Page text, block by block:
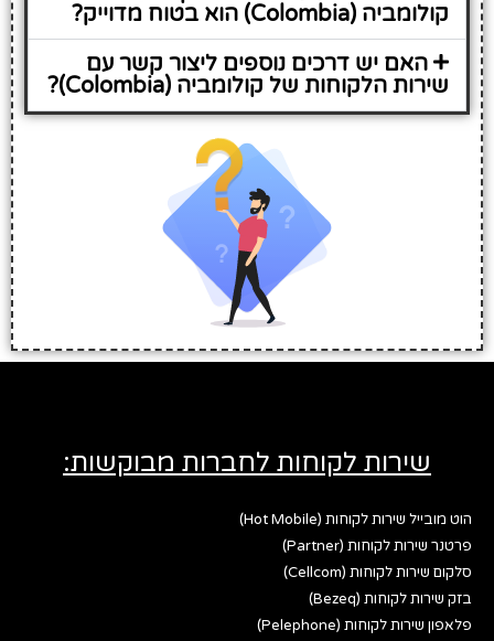
קולומביה (Colombia) הוא בטוח מדוייק?
האם יש דרכים נוספים ליצור קשר עם
שירות הלקוחות של קולומביה (Colombia)?
שירות לקוחות לחברות מבוקשות:
הוט מובייל שירות לקוחות (Hot Mobile)
פרטנר שירות לקוחות (Partner)
סלקום שירות לקוחות (Cellcom)
בזק שירות לקוחות (Bezeq)
פלאפון שירות לקוחות (Pelephone)